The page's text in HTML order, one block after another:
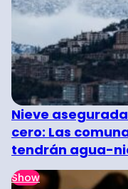
Nieve
cero: Las
tendrán agua-
Show